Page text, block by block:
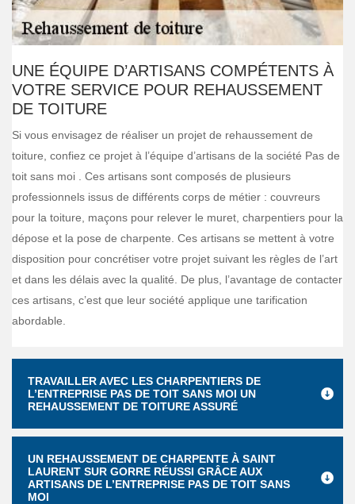
UNE ÉQUIPE D’ARTISANS COMPÉTENTS À
VOTRE SERVICE POUR REHAUSSEMENT
DE TOITURE
Si vous envisagez de réaliser un projet de rehaussement de
toiture, confiez ce projet à l’équipe d’artisans de la société Pas de
toit sans moi . Ces artisans sont composés de plusieurs
professionnels issus de différents corps de métier : couvreurs
pour la toiture, maçons pour relever le muret, charpentiers pour la
dépose et la pose de charpente. Ces artisans se mettent à votre
disposition pour concrétiser votre projet suivant les règles de l’art
et dans les délais avec la qualité. De plus, l’avantage de contacter
ces artisans, c’est que leur société applique une tarification
abordable.
TRAVAILLER AVEC LES CHARPENTIERS DE
L’ENTREPRISE PAS DE TOIT SANS MOI UN
REHAUSSEMENT DE TOITURE ASSURÉ
UN REHAUSSEMENT DE CHARPENTE À SAINT
LAURENT SUR GORRE RÉUSSI GRÂCE AUX
ARTISANS DE L’ENTREPRISE PAS DE TOIT SANS
MOI